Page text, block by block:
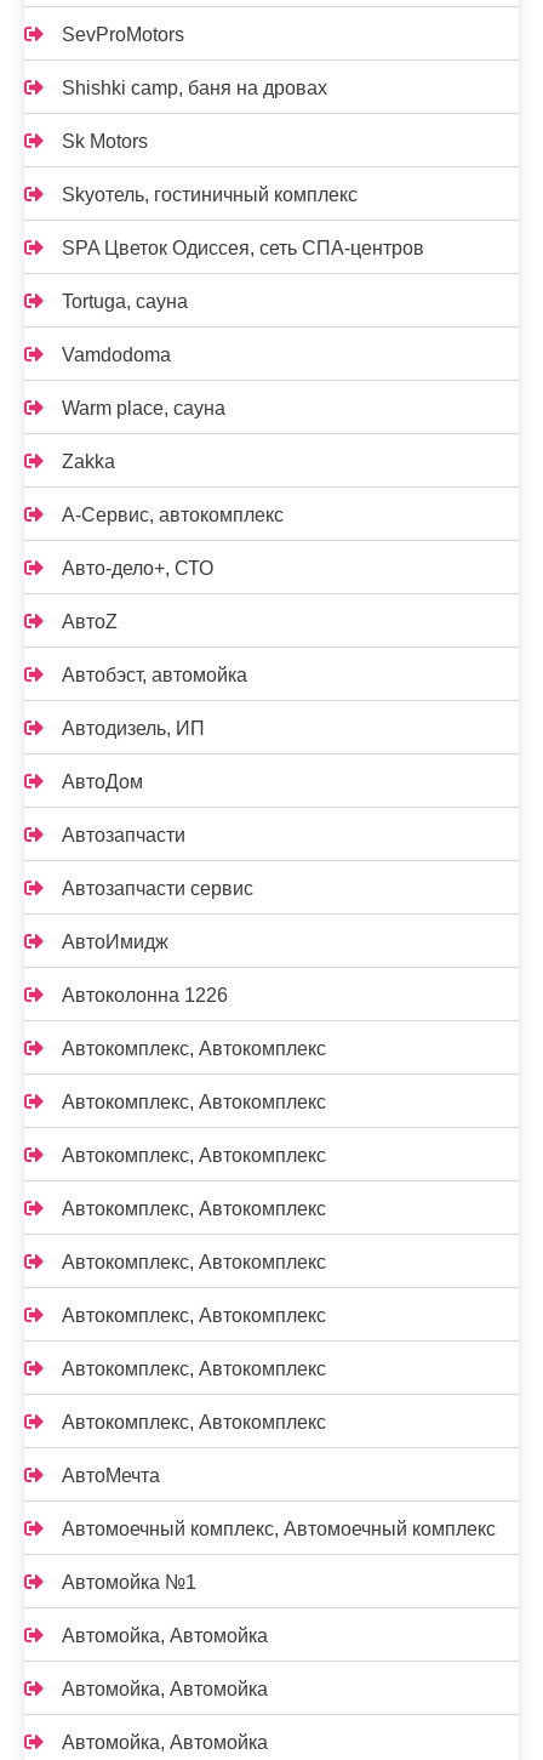
SevProMotors
Shishki camp, баня на дровах
Sk Motors
Skyотель, гостиничный комплекс
SPA Цветок Одиссея, сеть СПА-центров
Tortuga, сауна
Vamdodoma
Warm place, сауна
Zakka
А-Сервис, автокомплекс
Авто-дело+, СТО
АвтоZ
Автобэст, автомойка
Автодизель, ИП
АвтоДом
Автозапчасти
Автозапчасти сервис
АвтоИмидж
Автоколонна 1226
Автокомплекс, Автокомплекс
Автокомплекс, Автокомплекс
Автокомплекс, Автокомплекс
Автокомплекс, Автокомплекс
Автокомплекс, Автокомплекс
Автокомплекс, Автокомплекс
Автокомплекс, Автокомплекс
Автокомплекс, Автокомплекс
АвтоМечта
Автомоечный комплекс, Автомоечный комплекс
Автомойка №1
Автомойка, Автомойка
Автомойка, Автомойка
Автомойка, Автомойка